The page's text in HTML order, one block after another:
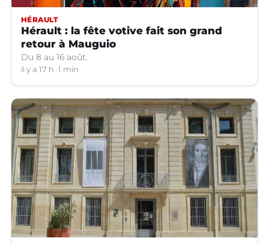
HÉRAULT
Hérault : la fête votive fait son grand
retour à Mauguio
Du 8 au 16 août.
il y a 17 h 1 min